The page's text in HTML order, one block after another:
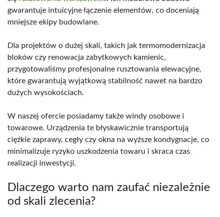
gwarantuje intuicyjne łączenie elementów, co doceniają
mniejsze ekipy budowlane.
Dla projektów o dużej skali, takich jak termomodernizacja
bloków czy renowacja zabytkowych kamienic,
przygotowaliśmy profesjonalne rusztowania elewacyjne,
które gwarantują wyjątkową stabilność nawet na bardzo
dużych wysokościach.
W naszej ofercie posiadamy także windy osobowe i
towarowe. Urządzenia te błyskawicznie transportują
ciężkie zaprawy, cegły czy okna na wyższe kondygnacje, co
minimalizuje ryzyko uszkodzenia towaru i skraca czas
realizacji inwestycji.
Dlaczego warto nam zaufać niezależnie
od skali zlecenia?